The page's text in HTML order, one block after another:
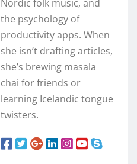
Nordic folk music, and
the psychology of
productivity apps. When
she isn’t drafting articles,
she’s brewing masala
chai for friends or
learning Icelandic tongue
twisters.